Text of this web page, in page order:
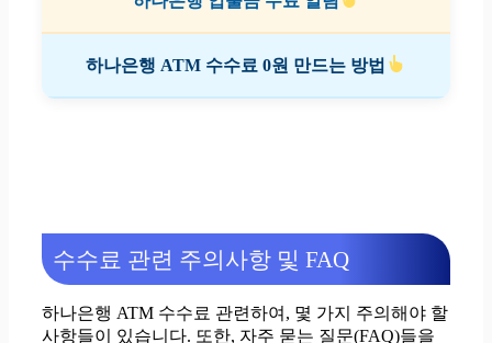
하나은행 ATM 수수료 0원 만드는 방법
수수료 관련 주의사항 및 FAQ
하나은행 ATM 수수료 관련하여, 몇 가지 주의해야 할
사항들이 있습니다. 또한, 자주 묻는 질문(FAQ)들을